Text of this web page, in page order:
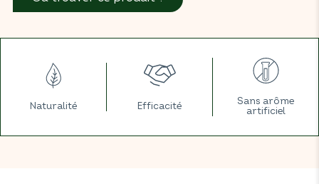
Naturalité Efficacité
Sans arôme
artificiel